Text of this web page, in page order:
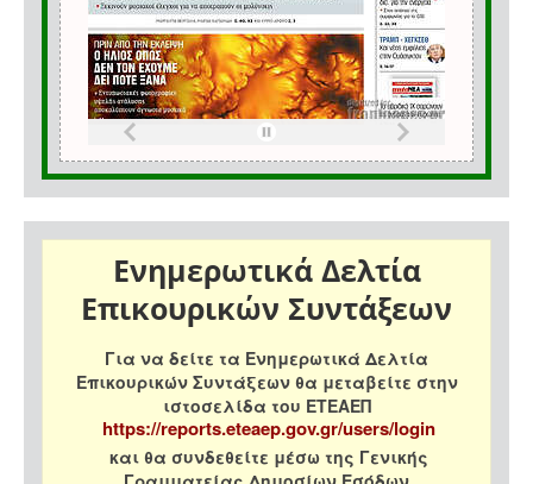
Ενημερωτικά Δελτία
Επικουρικών Συντάξεων
Για να δείτε τα Ενημερωτικά Δελτία
Επικουρικών Συντάξεων θα μεταβείτε στην
ιστοσελίδα του ΕΤΕΑΕΠ
https://reports.eteaep.gov.gr/users/login
και θα συνδεθείτε μέσω της Γενικής